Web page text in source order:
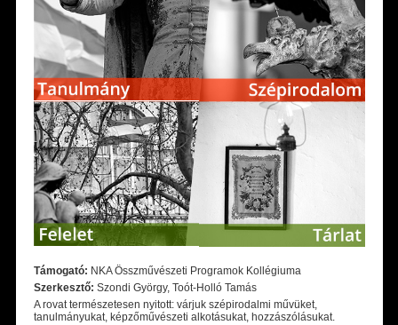
Támogató: NKA Összművészeti Programok Kollégiuma
Szerkesztő: Szondi György, Toót-Holló Tamás
A rovat természetesen nyitott: várjuk szépirodalmi művüket,
tanulmányukat, képzőművészeti alkotásukat, hozzászólásukat.